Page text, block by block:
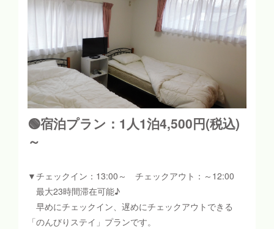
🟢宿泊プラン：1人1泊4,500円(税込)
～
▼チェックイン：13:00～ チェックアウト：～12:00
最大23時間滞在可能♪
早めにチェックイン、遅めにチェックアウトできる
「のんびりステイ」プランです。